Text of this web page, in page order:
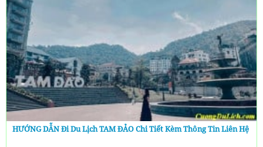
HƯỚNG DẪN Đi Du Lịch TAM ĐẢO Chi Tiết Kèm Thông Tin Liên Hệ